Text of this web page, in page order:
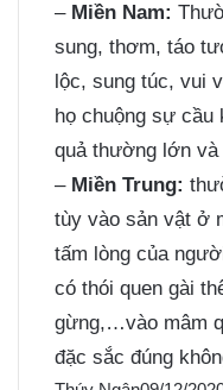
– Miền Nam:
sung, thơm, táo
lộc, sung túc, vui
họ chuộng sự cầu
quả thường lớn
– Miền Trung:
tùy vào sản vật ở
tấm lòng của
có thói quen gài
gừng,…vào mâm
đặc sắc đúng